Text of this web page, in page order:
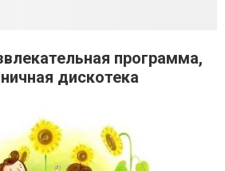
программа,
дискотека